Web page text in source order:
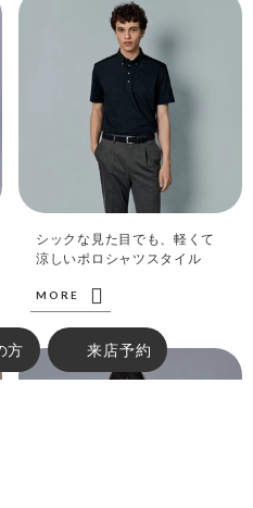
シックな見た目でも、軽くて
涼しいポロシャツスタイル
MORE
方 来店予約